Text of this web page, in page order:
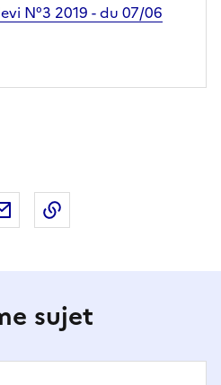
N°3 2019 - du 07/06
X (anciennement Twitter)
sur LinkedIn
Partager par email
sujet